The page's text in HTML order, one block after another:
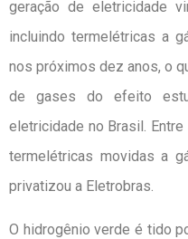
geração de eletricidade
incluindo termelétricas a
nos próximos dez anos, o
de gases do efeito
eletricidade no Brasil.
termelétricas movidas a
privatizou a Eletrobras.
O hidrogênio verde é tido